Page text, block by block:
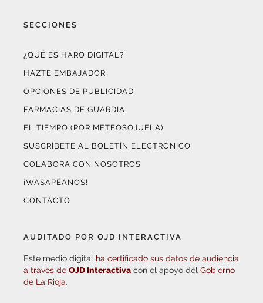
SECCIONES
¿QUÉ ES HARO DIGITAL?
HAZTE EMBAJADOR
OPCIONES DE PUBLICIDAD
FARMACIAS DE GUARDIA
EL TIEMPO (POR METEOSOJUELA)
SUSCRÍBETE AL BOLETÍN ELECTRÓNICO
COLABORA CON NOSOTROS
¡WASAPÉANOS!
CONTACTO
AUDITADO POR OJD INTERACTIVA
Este medio digital ha certificado sus datos de audiencia
a través de OJD Interactiva con el apoyo del Gobierno
de La Rioja.